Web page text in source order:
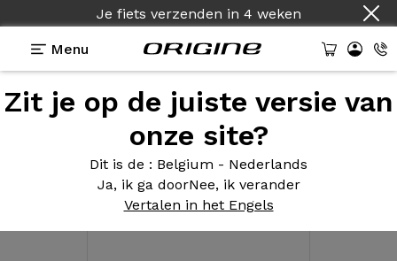
Je fiets verzenden in 4 weken
Menu
Zit je op de juiste versie van
onze site?
Dit is de : Belgium - Nederlands
Ja, ik ga doorNee, ik verander
Vertalen in het Engels
Alle categorieënvan
uitrusting
Onderdelen voor frames